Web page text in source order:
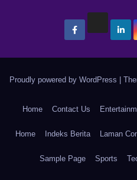
Proudly powered by WordPress
Home Contact Us
Home Indeks Berita Laman
Sample Page Sports